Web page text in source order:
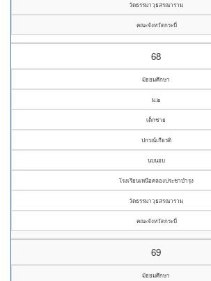
วัดธรรมาวุธสรณาราม
คณะจังหวัดกระบี่
68
มัธยมศึกษา
ม.๒
เด็กชาย
ปกรณ์เกียรติ
นบนอบ
โรงเรียนเหนือคลองประชาบำรุง
วัดธรรมาวุธสรณาราม
คณะจังหวัดกระบี่
69
มัธยมศึกษา